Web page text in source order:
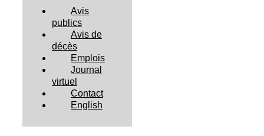
Avis
publics
Avis de
décès
Emplois
Journal
virtuel
Contact
English